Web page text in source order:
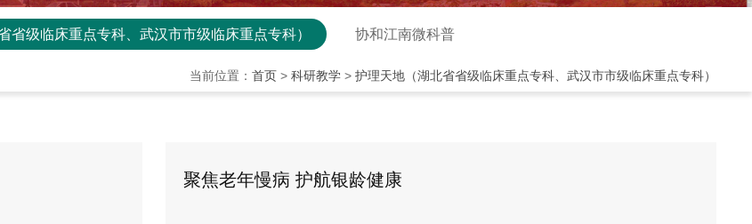
省级临床重点专科、武汉市市级临床重点专科） 协和江南微科普
当前位置： 首页> 科研教学> 护理天地（湖北省省级临床重点专科、武汉市市级临床重点专科）
聚焦老年慢病 护航银龄健康